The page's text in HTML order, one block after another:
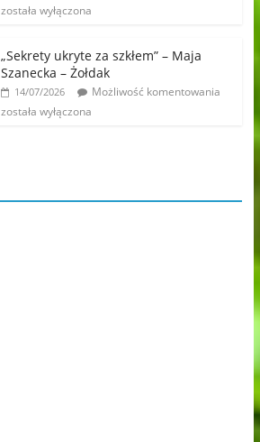
została wyłączona
„Sekrety ukryte za szkłem” – Maja
Szanecka – Żołdak
14/07/2026
Możliwość komentowania
została wyłączona